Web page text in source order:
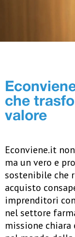
che
valore
Econviene.it
ma un vero e
sostenibile che
acquisto
imprenditori
nel settore
missione chiara